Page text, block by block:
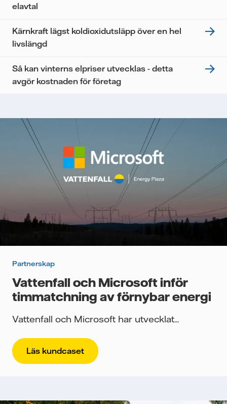
elavtal
Kärnkraft lägst koldioxidutsläpp över en hel
livslängd
Så kan vinterns elpriser utvecklas - detta
avgör kostnaden för företag
Partnerskap
Vattenfall och Microsoft inför
timmatchning av förnybar energi
Vattenfall och Microsoft har utvecklat...
Läs kundcaset